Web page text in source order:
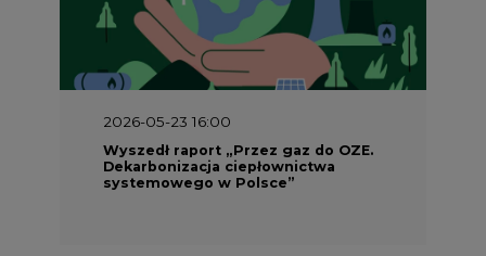
2026-05-23 16:00
Wyszedł raport „Przez gaz do OZE.
Dekarbonizacja ciepłownictwa
systemowego w Polsce”